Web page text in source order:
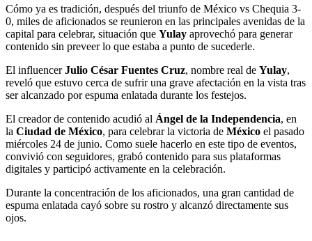
Cómo ya es tradición, después del triunfo de México vs Chequia 3-
0, miles de aficionados se reunieron en las principales avenidas de la
capital para celebrar, situación que Yulay aprovechó para generar
contenido sin preveer lo que estaba a punto de sucederle.
El influencerJulio César Fuentes Cruz, nombre real de Yulay,
reveló que estuvo cerca de sufrir una grave afectación en la vista tras
ser alcanzado por espuma enlatada durante los festejos.
El creador de contenido acudió al Ángel de la Independencia, en
la Ciudad de México, para celebrar la victoria de México el pasado
miércoles 24 de junio. Como suele hacerlo en este tipo de eventos,
convivió con seguidores, grabó contenido para sus plataformas
digitales y participó activamente en la celebración.
Durante la concentración de los aficionados, una gran cantidad de
espuma enlatada cayó sobre su rostro y alcanzó directamente sus
ojos.